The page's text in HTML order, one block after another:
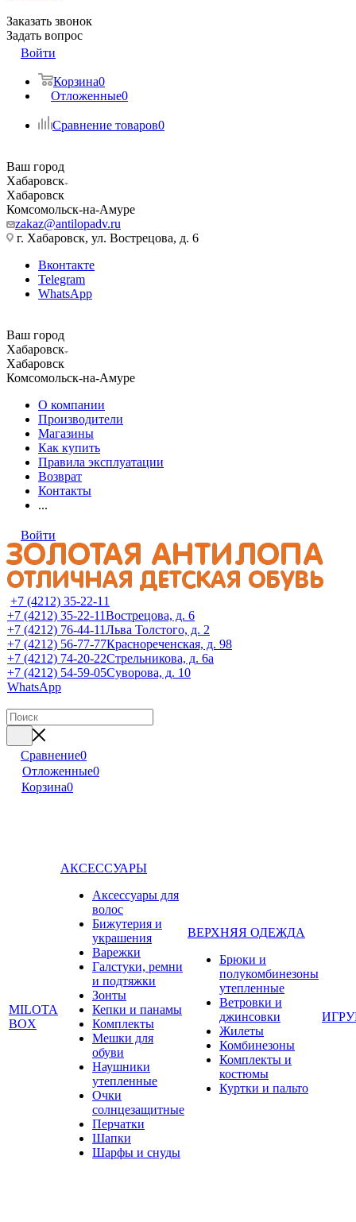
Заказать звонок
Задать вопрос
Войти
Корзина0
Отложенные0
Сравнение товаров0
Ваш город
Хабаровск
Хабаровск
Комсомольск-на-Амуре
zakaz@antilopadv.ru
г. Хабаровск, ул. Вострецова, д. 6
Вконтакте
Telegram
WhatsApp
Ваш город
Хабаровск
Хабаровск
Комсомольск-на-Амуре
О компании
Производители
Магазины
Как купить
Правила эксплуатации
Возврат
Контакты
...
Войти
+7 (4212) 35-22-11
+7 (4212) 35-22-11Вострецова, д. 6
+7 (4212) 76-44-11Льва Толстого, д. 2
+7 (4212) 56-77-77Краснореченская, д. 98
+7 (4212) 74-20-22Стрельникова, д. 6а
+7 (4212) 54-59-05Суворова, д. 10
WhatsApp
Сравнение0
Отложенные0
Корзина0
MILOTA
BOX
АКСЕССУАРЫ
Аксессуары для
волос
Бижутерия и
украшения
Варежки
Галстуки, ремни
и подтяжки
Зонты
Кепки и панамы
Комплекты
Мешки для
обуви
Наушники
утепленные
Очки
солнцезащитные
Перчатки
Шапки
Шарфы и снуды
ВЕРХНЯЯ ОДЕЖДА
Брюки и
полукомбинезоны
утепленные
Ветровки и
джинсовки
Жилеты
Комбинезоны
Комплекты и
костюмы
Куртки и пальто